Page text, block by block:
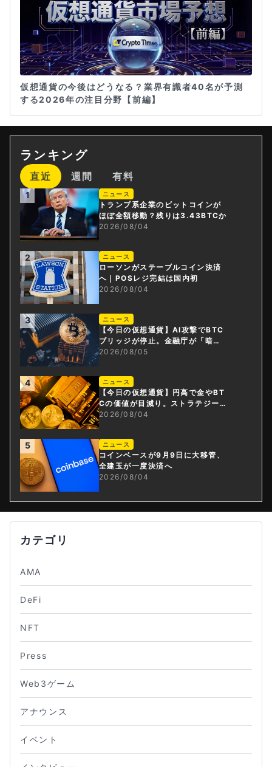
仮想通貨の今後はどうなる？業界有識者40名が予測
する2026年の注目分野【前編】
ランキング
直近 週間 有料
1 ニュース
トランプ系企業のビットコインが
ほぼ全額移動？残りは3.43BTCか
2026/08/04
2 ニュース
ローソンがステーブルコイン決済
へ｜POSレジ完結は国内初
2026/08/04
3 ニュース
【今日の仮想通貨】AI攻撃でBTC
ブリッジが停止。金融庁が「暗号
資産・ステーブルコイン課」新設
2026/08/05
4 ニュース
【今日の仮想通貨】円高で金やBT
Cの価値が目減り。ストラテジー社
がBTC大量売却
2026/08/04
5 ニュース
コインベースが9月9日に大移管、
全建玉が一度決済へ
2026/08/04
カテゴリ
AMA
DeFi
NFT
Press
Web3ゲーム
アナウンス
イベント